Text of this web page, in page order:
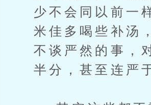
少不会同以前一
米佳多喝些补汤
不谈严然的事，
半分，甚至连严